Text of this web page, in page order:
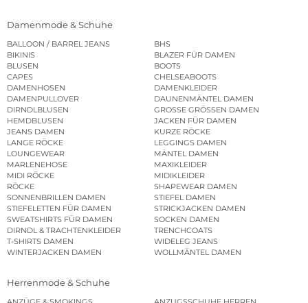
Damenmode & Schuhe
BALLOON / BARREL JEANS
BHS
BIKINIS
BLAZER FÜR DAMEN
BLUSEN
BOOTS
CAPES
CHELSEABOOTS
DAMENHOSEN
DAMENKLEIDER
DAMENPULLOVER
DAUNENMÄNTEL DAMEN
DIRNDLBLUSEN
GROSSE GRÖSSEN DAMEN
HEMDBLUSEN
JACKEN FÜR DAMEN
JEANS DAMEN
KURZE RÖCKE
LANGE RÖCKE
LEGGINGS DAMEN
LOUNGEWEAR
MÄNTEL DAMEN
MARLENEHOSE
MAXIKLEIDER
MIDI RÖCKE
MIDIKLEIDER
RÖCKE
SHAPEWEAR DAMEN
SONNENBRILLEN DAMEN
STIEFEL DAMEN
STIEFELETTEN FÜR DAMEN
STRICKJACKEN DAMEN
SWEATSHIRTS FÜR DAMEN
SOCKEN DAMEN
DIRNDL & TRACHTENKLEIDER
TRENCHCOATS
T-SHIRTS DAMEN
WIDELEG JEANS
WINTERJACKEN DAMEN
WOLLMÄNTEL DAMEN
Herrenmode & Schuhe